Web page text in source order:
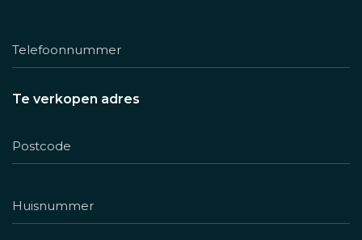
Te verkopen adres